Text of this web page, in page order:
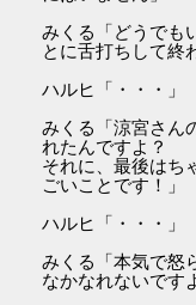
みくる「どうでも
とに舌打ちして終
ハルヒ「・・・」
みくる「涼宮さん
れたんですよ？
それに、最後はち
ごいことです！」
ハルヒ「・・・」
みくる「本気で怒
なかなれないです